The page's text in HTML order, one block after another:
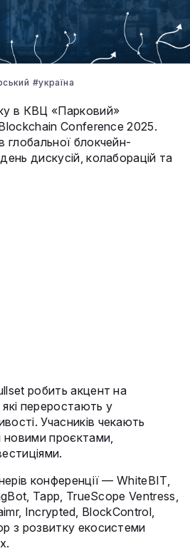
#україна
в КВЦ «Парковий»
Conference 2025.
глобальної блокчейн-
дискусій, колаборацій та
робить акцент на
переростають у
Учасників чекають
новими проєктами,
конференції — WhiteBIT,
Tapp, TrueScope Ventress,
Incrypted, BlockControl,
з розвитку екосистеми